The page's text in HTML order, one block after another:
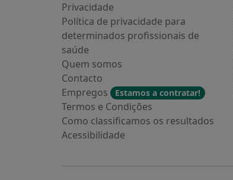
Privacidade
Política de privacidade para
determinados profissionais de
saúde
Quem somos
Contacto
Empregos
Estamos a contratar!
Termos e Condições
Como classificamos os resultados
Acessibilidade